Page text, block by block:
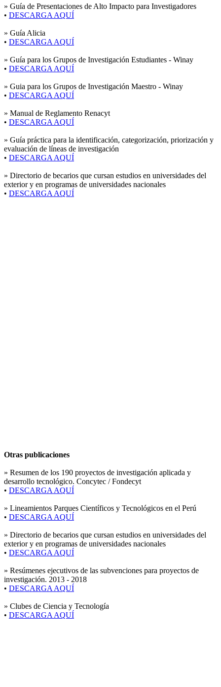
» Guía de Presentaciones de Alto Impacto para Investigadores
• DESCARGA AQUÍ
» Guía Alicia
• DESCARGA AQUÍ
» Guía para los Grupos de Investigación Estudiantes - Winay
• DESCARGA AQUÍ
» Guia para los Grupos de Investigación Maestro - Winay
• DESCARGA AQUÍ
» Manual de Reglamento Renacyt
• DESCARGA AQUÍ
» Guía práctica para la identificación, categorización, priorización y
evaluación de líneas de investigación
• DESCARGA AQUÍ
» Directorio de becarios que cursan estudios en universidades del
exterior y en programas de universidades nacionales
• DESCARGA AQUÍ
Otras publicaciones
» Resumen de los 190 proyectos de investigación aplicada y
desarrollo tecnológico. Concytec / Fondecyt
• DESCARGA AQUÍ
» Lineamientos Parques Científicos y Tecnológicos en el Perú
• DESCARGA AQUÍ
» Directorio de becarios que cursan estudios en universidades del
exterior y en programas de universidades nacionales
• DESCARGA AQUÍ
» Resúmenes ejecutivos de las subvenciones para proyectos de
investigación. 2013 - 2018
• DESCARGA AQUÍ
» Clubes de Ciencia y Tecnología
• DESCARGA AQUÍ